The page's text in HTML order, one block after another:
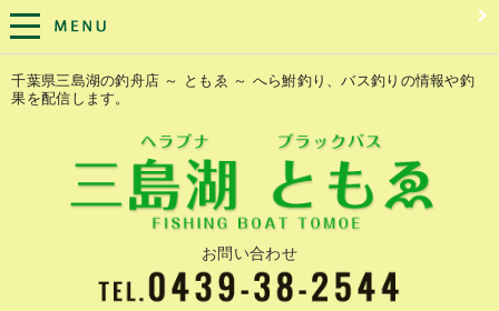
千葉県三島湖の釣舟店 ～ ともゑ ～ へら鮒釣り、バス釣りの情報や釣
果を配信します。
お問い合わせ